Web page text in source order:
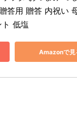
答用 贈答 内祝い
低塩
Amazonで見